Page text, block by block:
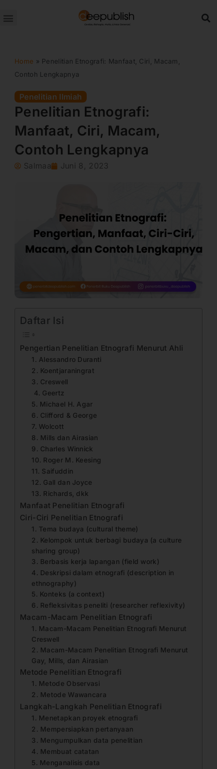
ke
Home » Penelitian Etnografi: Manfaat, Ciri, Macam,
Contoh Lengkapnya
Penelitian Ilmiah
Penelitian Etnografi:
Manfaat, Ciri, Macam,
Contoh Lengkapnya
Salmaa Juni 8, 2023
Daftar Isi
Pengertian Penelitian Etnografi Menurut Ahli
1. Alessandro Duranti
2. Koentjaraningrat
3. Creswell
4. Geertz
5. Michael H. Agar
6. Clifford & George
7. Wolcott
8. Mills dan Airasian
9. Charles Winnick
10. Roger M. Keesing
11. Saifuddin
12. Gall dan Joyce
13. Richards, dkk
Manfaat Penelitian Etnografi
Ciri-Ciri Penelitian Etnografi
1. Tema budaya (cultural theme)
2. Kelompok untuk berbagi budaya (a culture
sharing group)
3. Berbasis kerja lapangan (field work)
4. Deskripsi dalam etnografi (description in
ethnography)
5. Konteks (a context)
6. Refleksivitas peneliti (researcher reflexivity)
Macam-Macam Penelitian Etnografi
1. Macam-Macam Penelitian Etnografi Menurut
Creswell
2. Macam-Macam Penelitian Etnografi Menurut
Gay, Mills, dan Airasian
Metode Penelitian Etnografi
1. Metode Observasi
2. Metode Wawancara
Langkah-Langkah Penelitian Etnografi
1. Menetapkan proyek etnografi
2. Mempersiapkan pertanyaan
3. Mengumpulkan data penelitian
4. Membuat catatan
5. Menganalisis data